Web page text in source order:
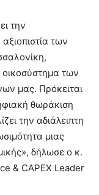
την
των
οικοσύστημα των
μας. Πρόκειται
θωράκιση
την αδιάλειπτη
μιας
δήλωσε ο κ.
& CAPEX Leader